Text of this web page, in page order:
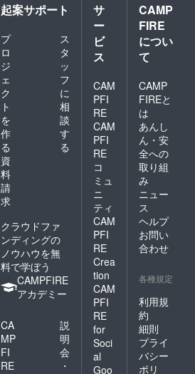
起案サポート
プ
ロ
ジ
ェ
ク
ト
を
作
る
ス
タ
ッ
フ
に
相
談
す
る
資
料
請
求
クラウドファ
ンディングの
ノウハウを無
料で学ぼう
CAMPFIRE
アカデミー
CA
MP
FI
RE
説
明
会
・
サ
ー
ビ
ス
CAM
PFI
RE
CAM
PFI
RE
コ
ミュ
ニ
ティ
CAM
PFI
RE
Crea
tion
CAM
PFI
RE
for
Soci
al
Goo
CAMP
FIRE
につい
て
CAMP
FIREと
は
あんし
ん・安
全への
取り組
み
ニュー
ス
ヘルプ
お問い
合わせ
各種規定
利用規
約
細則
プライ
バシー
ポリ